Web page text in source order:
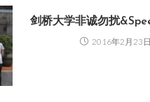
剑桥大学非诚勿扰
2016年2月23日